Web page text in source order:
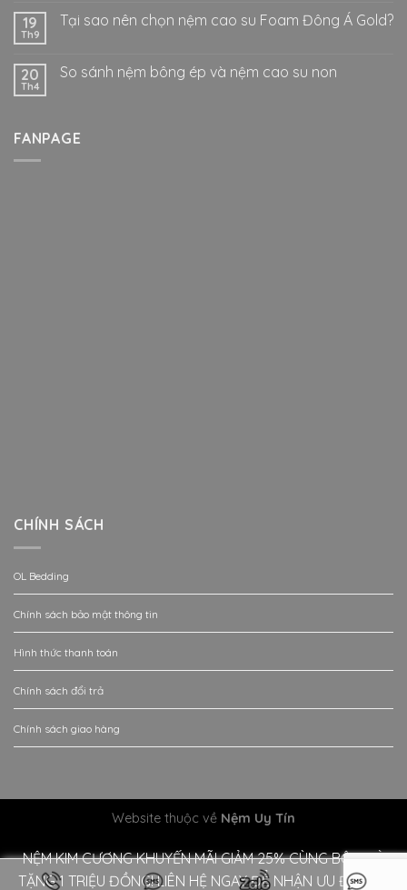
19
Th9
Tại sao nên chọn nệm cao su Foam Đông Á Gold?
20
Th4
So sánh nệm bông ép và nệm cao su non
FANPAGE
CHÍNH SÁCH
OL Bedding
Chính sách bảo mật thông tin
Hình thức thanh toán
Chính sách đổi trả
Chính sách giao hàng
Website thuộc về Nệm Uy Tín
NỆM KIM CƯƠNG KHUYẾN MÃI GIẢM 25% CÙNG BỘ QUÀ
TẶNG 1 TRIỆU ĐỒNG! LIÊN HỆ NGAY ĐỂ NHẬN ƯU ĐÃI!!